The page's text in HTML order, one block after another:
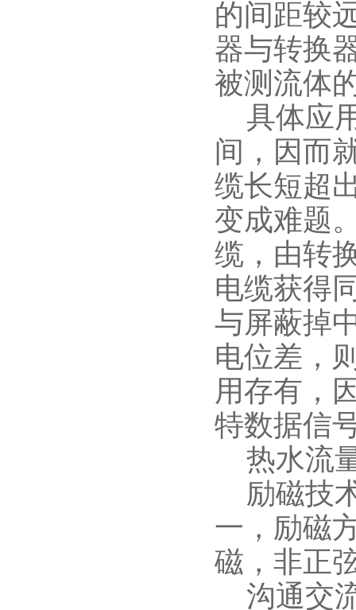
的间距较
器与转换
被测流体
具体应
间，因而
缆长短超
变成难题
缆，由转
电缆获得
与屏蔽掉
电位差，
用存有，
特数据信
热水流
励磁技
一，励磁
磁，非正
沟通交